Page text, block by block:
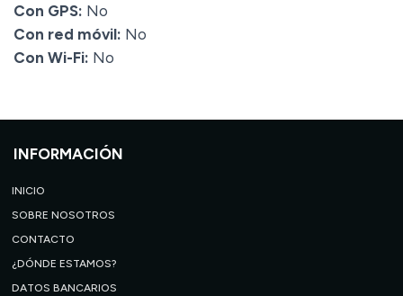
Con GPS: No
Con red móvil: No
Con Wi-Fi: No
INFORMACIÓN
INICIO
SOBRE NOSOTROS
CONTACTO
¿DÓNDE ESTAMOS?
DATOS BANCARIOS